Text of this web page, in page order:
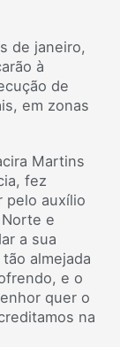
de janeiro,
à
de
em zonas
Martins
fez
pelo auxílio
e
a sua
almejada
e o
quer o
na